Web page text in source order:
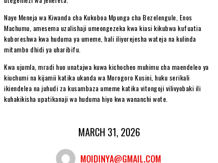
Naye Meneja wa Kiwanda cha Kukoboa Mpunga cha Bezelengule, Enos
Machumu, amesema uzalishaji umeongezeka kwa kiasi kikubwa kufuatia
kuboreshwa kwa huduma ya umeme, hali iliyorejesha wateja na kulinda
mitambo dhidi ya uharibifu.
Kwa ujumla, mradi huo unatajwa kuwa kichocheo muhimu cha maendeleo ya
kiuchumi na kijamii katika ukanda wa Morogoro Kusini, huku serikali
ikiendelea na juhudi za kusambaza umeme katika vitongoji vilivyobaki ili
kuhakikisha upatikanaji wa huduma hiyo kwa wananchi wote.
MARCH 31, 2026
MOIDINYA@GMAIL.COM